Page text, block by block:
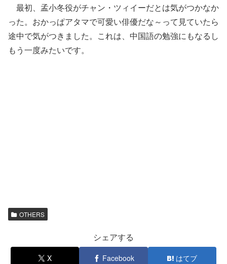
最初、孟小冬役がチャン・ツィイーだとは気がつかなか
った。おかっぱアタマで可愛い俳優だな～って見ていたら
途中で気がつきました。これは、中国語の勉強にもなるし
もう一度みたいです。
OTHERS
シェアする
X Facebook はてブ